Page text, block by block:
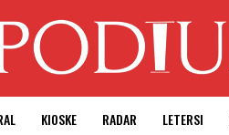
KIOSKE RADAR LETERSI